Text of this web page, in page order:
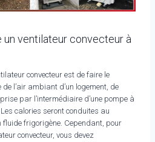
ventilateur convecteur à
convecteur est de faire le
l’air ambiant d’un logement, de
par l’intermédiaire d’une pompe à
calories seront conduites au
fluide frigorigène. Cependant, pour
convecteur, vous devez